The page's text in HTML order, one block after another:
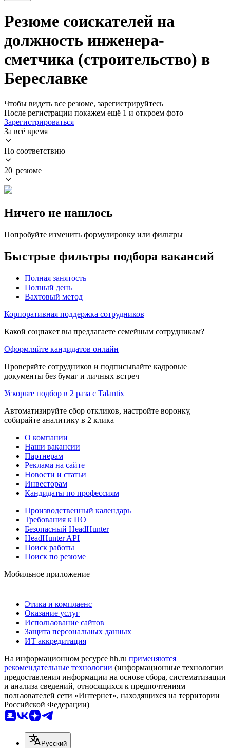
Резюме соискателей на
должность инженера-
сметчика (строительство) в
Береславке
Чтобы видеть все резюме, зарегистрируйтесь
После регистрации покажем ещё 1 и откроем фото
Зарегистрироваться
За всё время
По соответствию
20 резюме
Ничего не нашлось
Попробуйте изменить формулировку или фильтры
Быстрые фильтры подбора вакансий
Полная занятость
Полный день
Вахтовый метод
Корпоративная поддержка сотрудников
Какой соцпакет вы предлагаете семейным сотрудникам?
Оформляйте кандидатов онлайн
Проверяйте сотрудников и подписывайте кадровые
документы без бумаг и личных встреч
Ускорьте подбор в 2 раза с Talantix
Автоматизируйте сбор откликов, настройте воронку,
собирайте аналитику в 2 клика
О компании
Наши вакансии
Партнерам
Реклама на сайте
Новости и статьи
Инвесторам
Кандидаты по профессиям
Производственный календарь
Требования к ПО
Безопасный HeadHunter
HeadHunter API
Поиск работы
Поиск по резюме
Мобильное приложение
Этика и комплаенс
Оказание услуг
Использование сайтов
Защита персональных данных
ИТ аккредитация
На информационном ресурсе hh.ru применяются
рекомендательные технологии (информационные технологии
предоставления информации на основе сбора, систематизации
и анализа сведений, относящихся к предпочтениям
пользователей сети «Интернет», находящихся на территории
Российской Федерации)
Русский